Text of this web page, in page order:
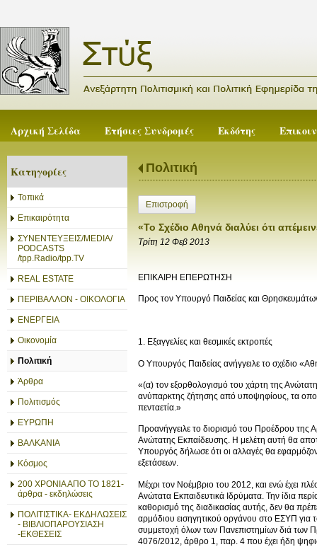
Αρχική Σελίδα Ετήσιες Συνδρομές Εκδότης
Κατηγορίες
Τοπικά
Επικαιρότητα
ΣΥΝΕΝΤΕΥΞΕΙΣ/MEDIA/
PODCASTS
/tpp.Radio/tpp.TV
REAL ESTATE
ΠΕΡΙΒΑΛΛΟΝ - ΟΙΚΟΛΟΓΙΑ
ΕΝΕΡΓΕΙΑ
Οικονομία
Πολιτική
Άρθρα
Πολιτισμός
ΕΥΡΩΠΗ
ΒΑΛΚΑΝΙΑ
Κόσμος
200 ΧΡΟΝΙΑ ΑΠΟ ΤΟ 1821-
άρθρα - εκδηλώσεις
ΠΟΛΙΤΙΣΤΙΚΑ- ΕΚΔΗΛΩΣΕΙΣ
- ΒΙΒΛΙΟΠΑΡΟΥΣΙΑΣΗ
-ΕΚΘΕΣΕΙΣ
Πολιτική
Επιστροφή
«Το Σχέδιο Αθηνά διαλύει ότι
Τρίτη 12 Φεβ 2013
ΕΠΙΚΑΙΡΗ ΕΠΕΡΩΤΗΣΗ
Προς τον Υπουργό Παιδείας και
1. Εξαγγελίες και θεσμικές εκτροπές
Ο Υπουργός Παιδείας ανήγγειλε το σχέδιο
«(α) τον εξορθολογισμό του χάρτη της
ανύπαρκτης ζήτησης από υποψηφίους, τα
πενταετία.»
Προανήγγειλε το διορισμό του Προέδρου της
Ανώτατης Εκπαίδευσης. Η μελέτη αυτή θα
Υπουργός δήλωσε ότι οι αλλαγές θα
εξετάσεων.
Μέχρι τον Νοέμβριο του 2012, και ενώ έχει
Ανώτατα Εκπαιδευτικά Ιδρύματα. Την ίδια
καθορισμό της διαδικασίας αυτής, δεν θα
αρμόδιου εισηγητικού οργάνου στο ΕΣΥΠ για
συμμετοχή όλων των Πανεπιστημίων διά των
4076/2012, άρθρο 1, παρ. 4 που έχει ήδη